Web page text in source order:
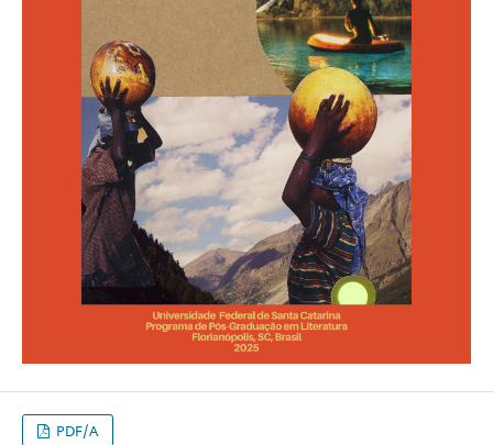
PDF/A